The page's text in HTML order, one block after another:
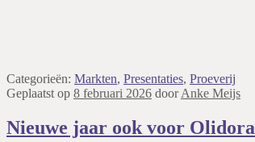
Categorieën: Markten, Presentaties, Proeverij
Geplaatst op 8 februari 2026 doorAnke Meijs
Nieuwe jaar ook voor